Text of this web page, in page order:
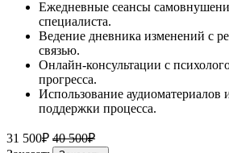
Ежедневные сеансы
специалиста.
Ведение дневника изменений с
связью.
Онлайн-консультации с
прогресса.
Использование аудиоматериалов
поддержки процесса.
31 500₽ 40 500₽